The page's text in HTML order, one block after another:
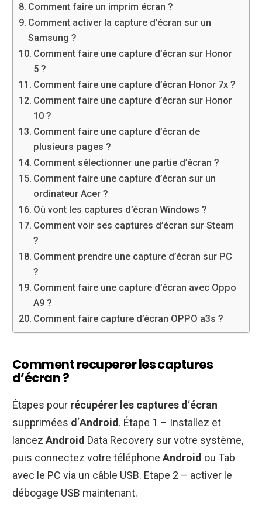
Comment faire un imprim écran ?
Comment activer la capture d’écran sur un
Samsung ?
Comment faire une capture d’écran sur Honor
5 ?
Comment faire une capture d’écran Honor 7x ?
Comment faire une capture d’écran sur Honor
10 ?
Comment faire une capture d’écran de
plusieurs pages ?
Comment sélectionner une partie d’écran ?
Comment faire une capture d’écran sur un
ordinateur Acer ?
Où vont les captures d’écran Windows ?
Comment voir ses captures d’écran sur Steam
?
Comment prendre une capture d’écran sur PC
?
Comment faire une capture d’écran avec Oppo
A9 ?
Comment faire capture d’écran OPPO a3s ?
Comment recuperer les captures
d’écran ?
Étapes pour récupérer les captures d‘écran
supprimées d‘Android. Étape 1 – Installez et
lancez Android Data Recovery sur votre système,
puis connectez votre téléphone Android ou Tab
avec le PC via un câble USB. Etape 2 – activer le
débogage USB maintenant.